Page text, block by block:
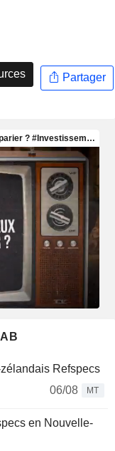
Partager
Refspecs
06/08
MT
en Nouvelle-